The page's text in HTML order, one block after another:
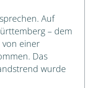
Auf
– dem
von einer
Das
wurde